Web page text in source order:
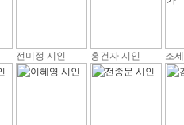
전미정 시인 홍건자 시인 조